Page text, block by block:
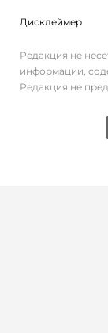
Дисклеймер
Редакция не
информации,
Редакция не